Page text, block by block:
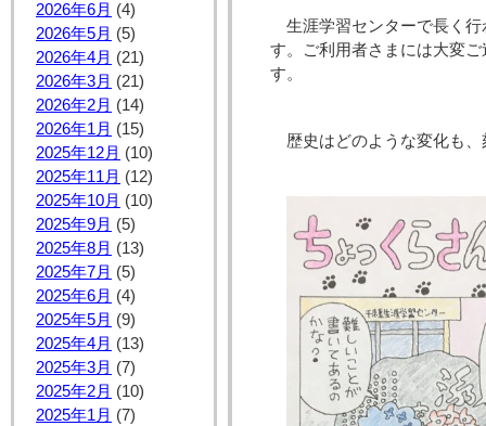
2026年6月 (4)
2026年5月 (5)
2026年4月 (21)
2026年3月 (21)
2026年2月 (14)
2026年1月 (15)
2025年12月 (10)
2025年11月 (12)
2025年10月 (10)
2025年9月 (5)
2025年8月 (13)
2025年7月 (5)
2025年6月 (4)
2025年5月 (9)
2025年4月 (13)
2025年3月 (7)
2025年2月 (10)
2025年1月 (7)
生涯学習センターで長く
す。ご利用者さまには大変
す。
歴史はどのような変化も